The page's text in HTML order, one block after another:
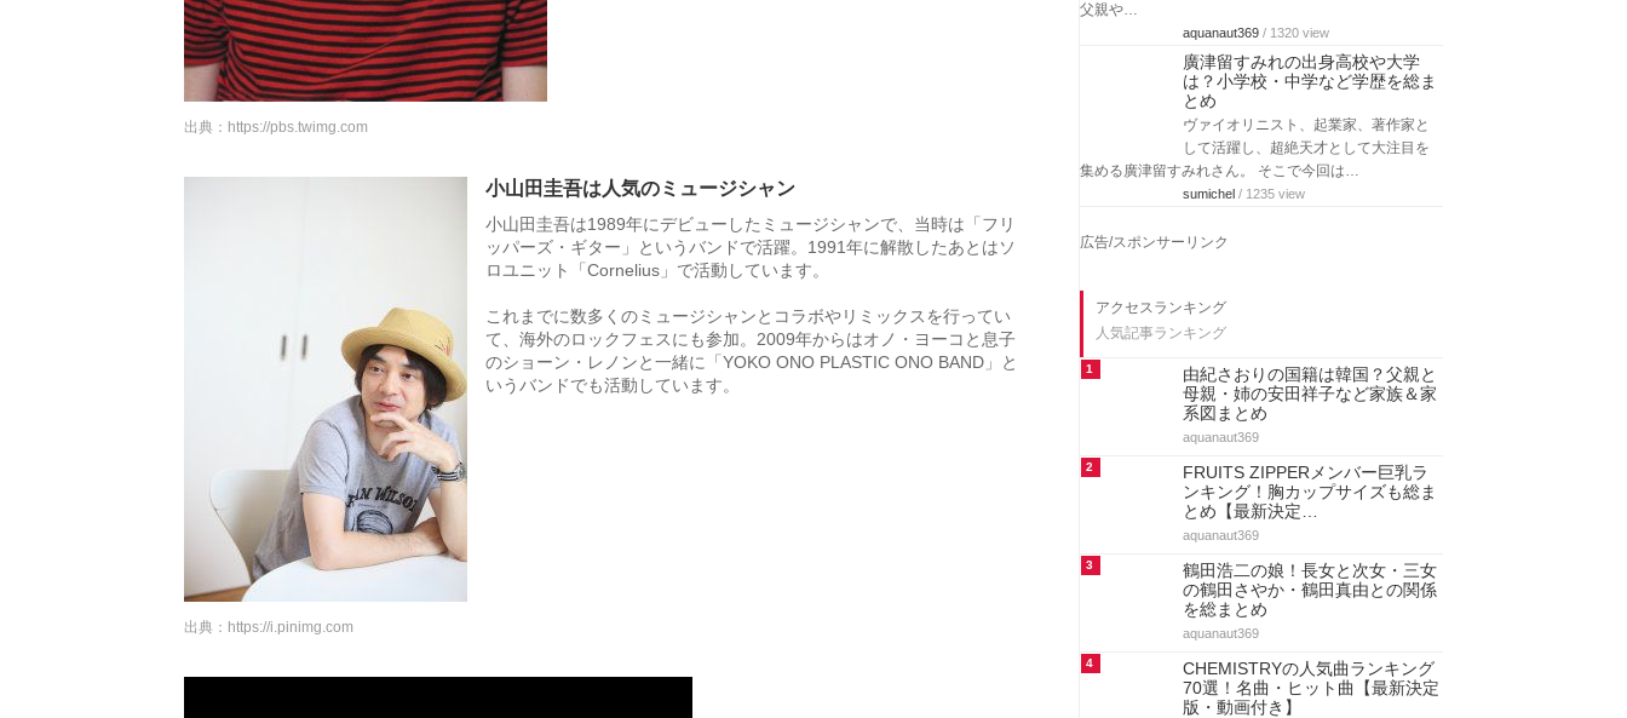
出典： https://pbs.twimg.com
小山田圭吾は人気のミュージシャン
小山田圭吾は1989年にデビューしたミュージシャンで、当時は「フリ
ッパーズ・ギター」というバンドで活躍。1991年に解散したあとはソ
ロユニット「Cornelius」で活動しています。
これまでに数多くのミュージシャンとコラボやリミックスを行ってい
て、海外のロックフェスにも参加。2009年からはオノ・ヨーコと息子
のショーン・レノンと一緒に「YOKO ONO PLASTIC ONO BAND」と
いうバンドでも活動しています。
出典： https://i.pinimg.com
父親や…
aquanaut369 / 1320 view
廣津留すみれの出身高校や大学
は？小学校・中学など学歴を総ま
とめ
ヴァイオリニスト、起業家、著作家と
して活躍し、超絶天才として大注目を
集める廣津留すみれさん。 そこで今回は…
sumichel / 1235 view
広告/スポンサーリンク
アクセスランキング
人気記事ランキング
1
由紀さおりの国籍は韓国？父親と
母親・姉の安田祥子など家族＆家
系図まとめ
aquanaut369
2
FRUITS ZIPPERメンバー巨乳ラ
ンキング！胸カップサイズも総ま
とめ【最新決定…
aquanaut369
3
鶴田浩二の娘！長女と次女・三女
の鶴田さやか・鶴田真由との関係
を総まとめ
aquanaut369
4
CHEMISTRYの人気曲ランキング
70選！名曲・ヒット曲【最新決定
版・動画付き】